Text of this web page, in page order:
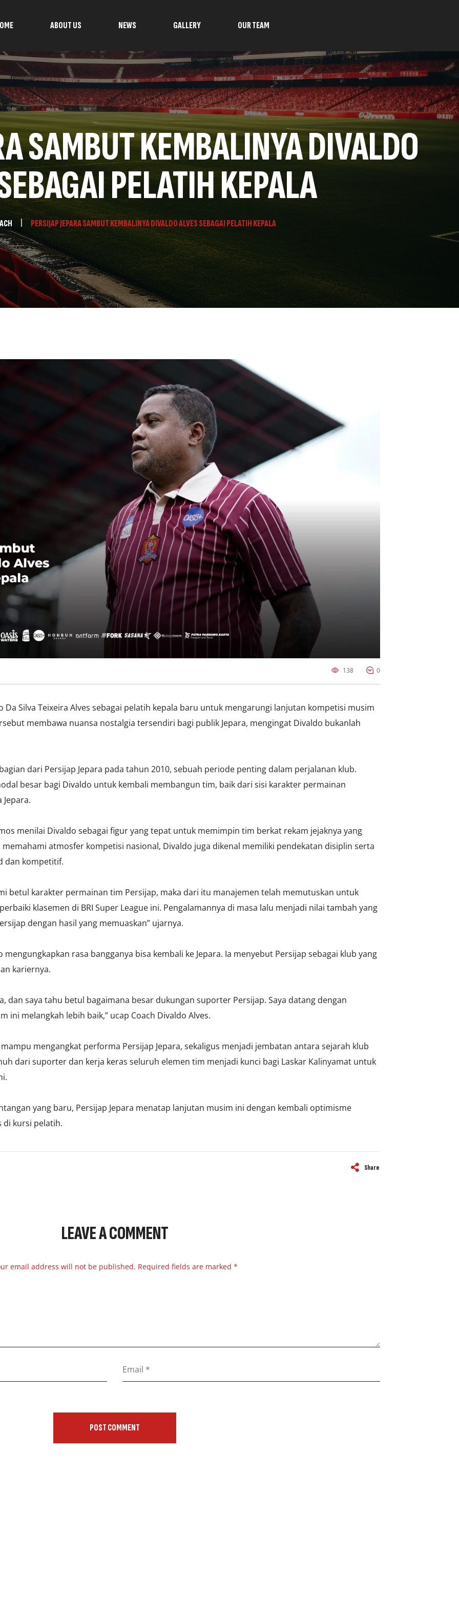
ABOUT US NEWS GALLERY OUR TEAM
SAMBUT KEMBALINYA DIVALDO
PELATIH KEPALA
PERSIJAP JEPARA SAMBUT KEMBALINYA DIVALDO ALVES SEBAGAI PELATIH KEPALA
138 0
Da Silva Teixeira Alves sebagai pelatih kepala baru untuk mengarungi lanjutan kompetisi musim
membawa nuansa nostalgia tersendiri bagi publik Jepara, mengingat Divaldo bukanlah
dari Persijap Jepara pada tahun 2010, sebuah periode penting dalam perjalanan klub.
besar bagi Divaldo untuk kembali membangun tim, baik dari sisi karakter permainan
menilai Divaldo sebagai figur yang tepat untuk memimpin tim berkat rekam jejaknya yang
atmosfer kompetisi nasional, Divaldo juga dikenal memiliki pendekatan disiplin serta
dan kompetitif.
betul karakter permainan tim Persijap, maka dari itu manajemen telah memutuskan untuk
klasemen di BRI Super League ini. Pengalamannya di masa lalu menjadi nilai tambah yang
dengan hasil yang memuaskan” ujarnya.
rasa bangganya bisa kembali ke Jepara. Ia menyebut Persijap sebagai klub yang
kariernya.
dan saya tahu betul bagaimana besar dukungan suporter Persijap. Saya datang dengan
ini melangkah lebih baik,” ucap Coach Divaldo Alves.
mengangkat performa Persijap Jepara, sekaligus menjadi jembatan antara sejarah klub
dari suporter dan kerja keras seluruh elemen tim menjadi kunci bagi Laskar Kalinyamat untuk
yang baru, Persijap Jepara menatap lanjutan musim ini dengan kembali optimisme
di kursi pelatih.
Share
LEAVE A COMMENT
email address will not be published. Required fields are marked *